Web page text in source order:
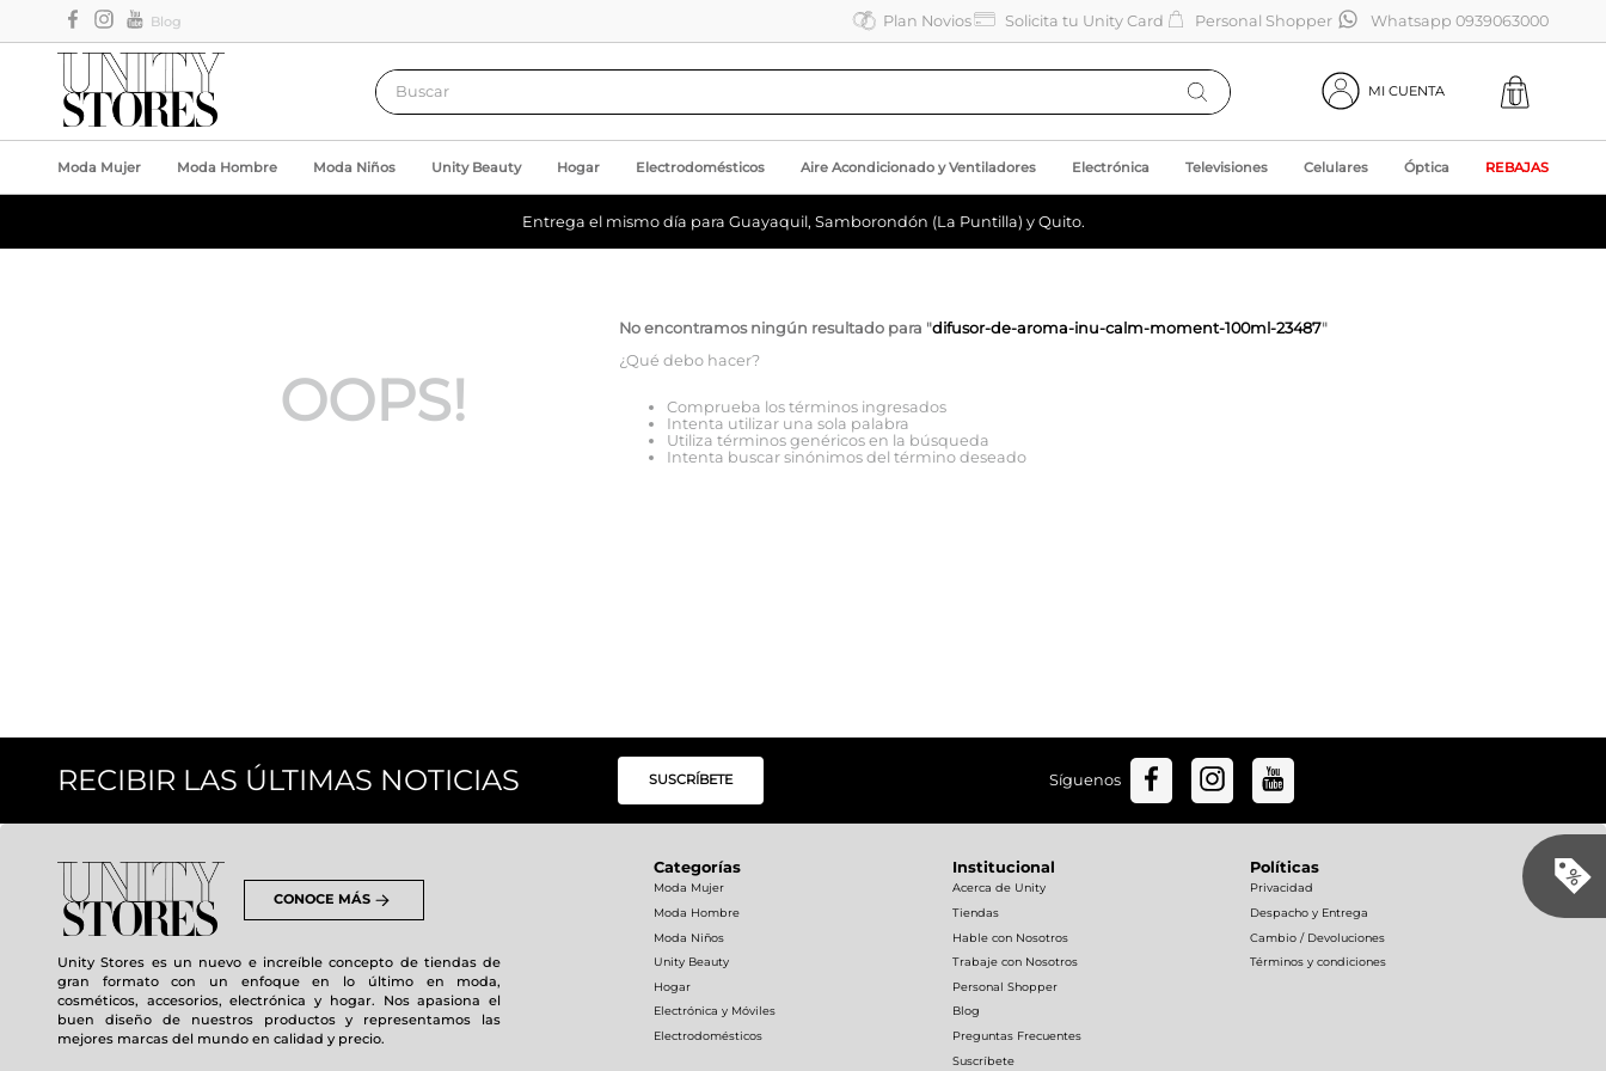
Blog Plan Novios Solicita tu Unity Card Personal Shopper Whatsapp 0939063000
Buscar
MI CUENTA
Moda Mujer Moda Hombre Moda Niños Unity Beauty Hogar Electrodomésticos Aire Acondicionado y Ventiladores Electrónica Televisiones Celulares Óptica REBAJAS
Entrega el mismo día para Guayaquil, Samborondón (La Puntilla) y Quito.
OOPS!
No encontramos ningún resultado para "difusor-de-aroma-inu-calm-moment-100ml-23487"
¿Qué debo hacer?
Comprueba los términos ingresados
Intenta utilizar una sola palabra
Utiliza términos genéricos en la búsqueda
Intenta buscar sinónimos del término deseado
RECIBIR LAS ÚLTIMAS NOTICIAS SUSCRÍBETE Síguenos
CONOCE MÁS
Unity Stores es un nuevo e increíble concepto de tiendas de
gran formato con un enfoque en lo último en moda,
cosméticos, accesorios, electrónica y hogar. Nos apasiona el
buen diseño de nuestros productos y representamos las
mejores marcas del mundo en calidad y precio.
Categorías
Moda Mujer
Moda Hombre
Moda Niños
Unity Beauty
Hogar
Electrónica y Móviles
Electrodomésticos
Institucional
Acerca de Unity
Tiendas
Hable con Nosotros
Trabaje con Nosotros
Personal Shopper
Blog
Preguntas Frecuentes
Suscríbete
Políticas
Privacidad
Despacho y Entrega
Cambio / Devoluciones
Términos y condiciones